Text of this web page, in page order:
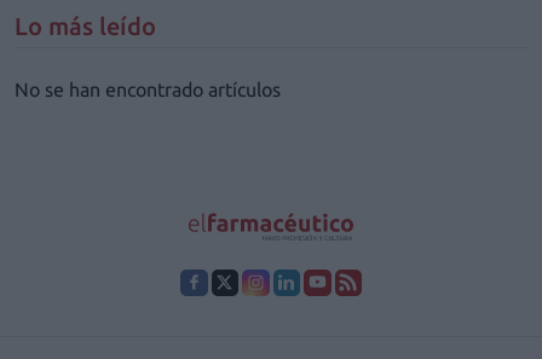
Lo más leído
No se han encontrado artículos